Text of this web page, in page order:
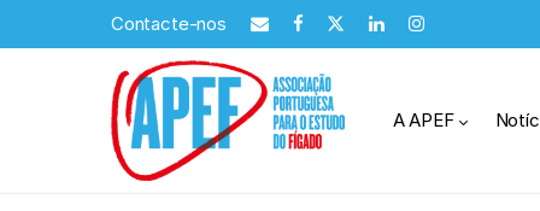
Contacte-nos
A APEF